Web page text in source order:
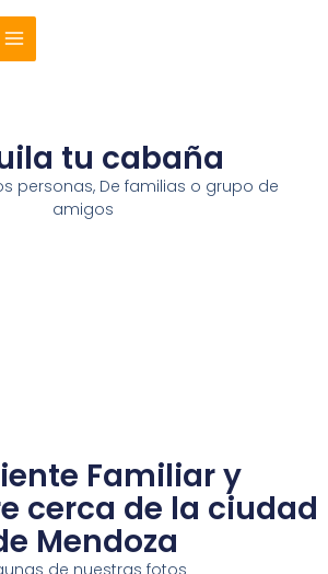
tu cabaña
personas, De familias o grupo de
amigos
Familiar y
cerca de la ciudad
Mendoza
de nuestras fotos